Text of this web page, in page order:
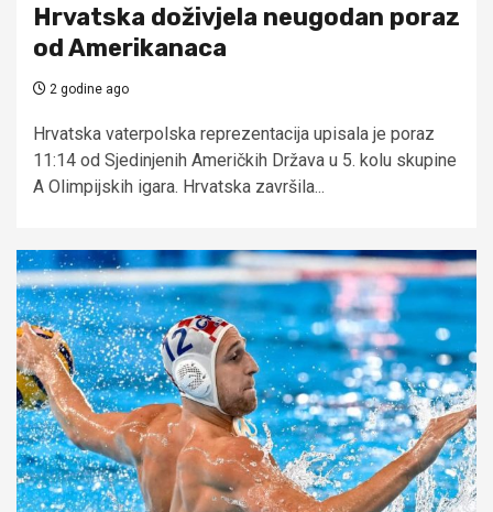
Hrvatska doživjela neugodan poraz
od Amerikanaca
2 godine ago
Hrvatska vaterpolska reprezentacija upisala je poraz
11:14 od Sjedinjenih Američkih Država u 5. kolu skupine
A Olimpijskih igara. Hrvatska završila...